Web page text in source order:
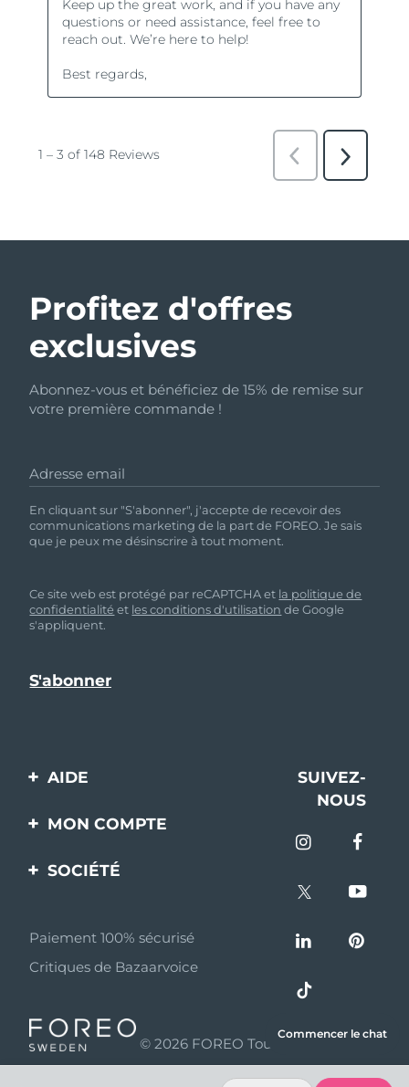
Profitez d'offres
exclusives
Abonnez-vous et bénéficiez de 15% de remise sur
votre première commande !
Adresse email
En cliquant sur "S'abonner", j'accepte de recevoir des
communications marketing de la part de FOREO. Je sais
que je peux me désinscrire à tout moment.
Ce site web est protégé par reCAPTCHA et la politique de
confidentialité et les conditions d'utilisation de Google
s'appliquent.
AIDE
Contactez-nous
livraisons
Questions et réponses
Informations sur la
SUIVEZ-
NOUS
MON COMPTE
Enregistrement produit
SOCIÉTÉ
Programme d’affiliation
Nouvelles d'affiliation
Partenaires
distributeurs
Paiement 100% sécurisé
Critiques de Bazaarvoice
© 2026 FOREO Tous droits réservés
Commencer le chat